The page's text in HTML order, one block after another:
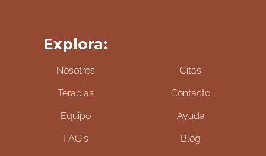
Explora:
Nosotros
Terapias
Equipo
FAQ's
Citas
Contacto
Ayuda
Blog